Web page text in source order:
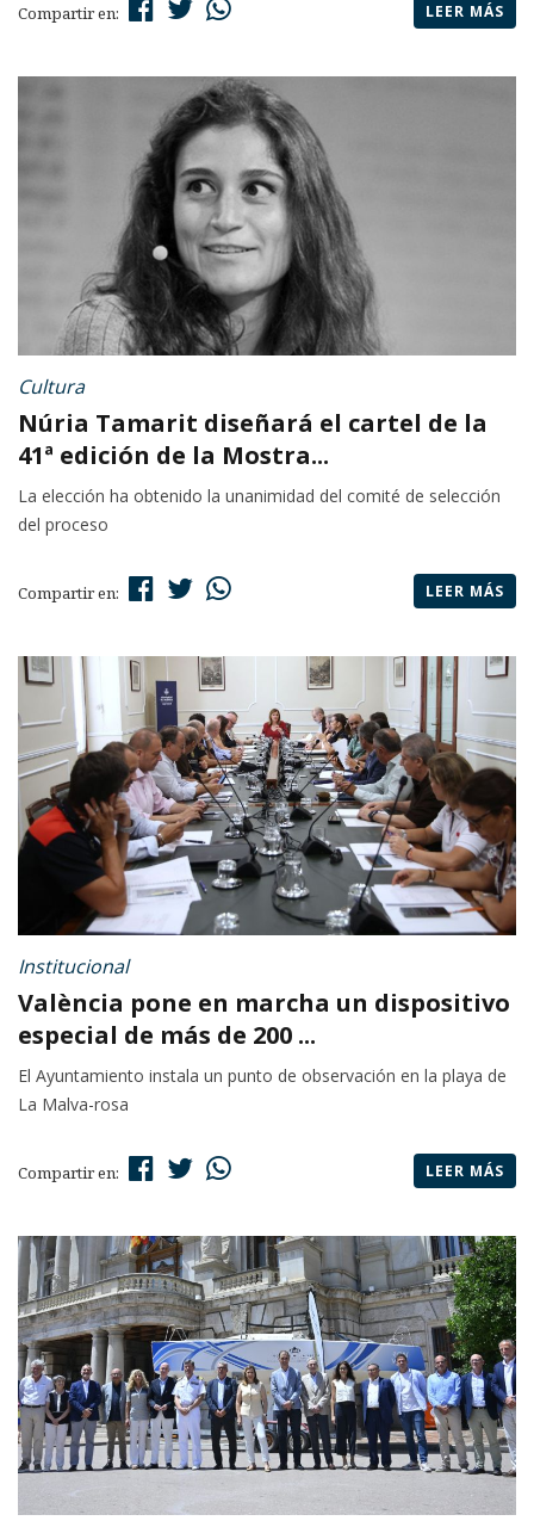
Compartir en: LEER MÁS
Cultura
Núria Tamarit diseñará el cartel de la
41ª edición de la Mostra...
La elección ha obtenido la unanimidad del comité de selección
del proceso
Compartir en: LEER MÁS
Institucional
València pone en marcha un dispositivo
especial de más de 200 ...
El Ayuntamiento instala un punto de observación en la playa de
La Malva-rosa
Compartir en: LEER MÁS